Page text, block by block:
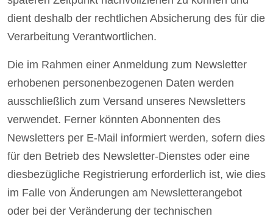
dient deshalb der rechtlichen Absicherung des für die
Verarbeitung Verantwortlichen.
Die im Rahmen einer Anmeldung zum Newsletter
erhobenen personenbezogenen Daten werden
ausschließlich zum Versand unseres Newsletters
verwendet. Ferner könnten Abonnenten des
Newsletters per E-Mail informiert werden, sofern dies
für den Betrieb des Newsletter-Dienstes oder eine
diesbezügliche Registrierung erforderlich ist, wie dies
im Falle von Änderungen am Newsletterangebot
oder bei der Veränderung der technischen